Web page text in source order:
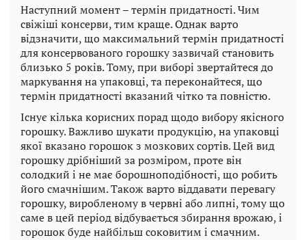
Наступний момент – термін придатності. Чим
свіжіші консерви, тим краще. Однак варто
відзначити, що максимальний термін придатності
для консервованого горошку зазвичай становить
близько 5 років. Тому, при виборі звертайтеся до
маркування на упаковці, та переконайтеся, що
термін придатності вказаний чітко та повністю.
Існує кілька корисних порад щодо вибору якісного
горошку. Важливо шукати продукцію, на упаковці
якої вказано горошок з мозкових сортів. Цей вид
горошку дрібніший за розміром, проте він
солодкий і не має борошноподібності, що робить
його смачнішим. Також варто віддавати перевагу
горошку, виробленому в червні або липні, тому що
саме в цей період відбувається збирання врожаю, і
горошок буде найбільш соковитим і смачним.